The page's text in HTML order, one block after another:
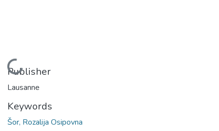
Loading...
Publisher
Lausanne
Keywords
Šor, Rozalija Osipovna